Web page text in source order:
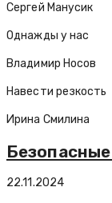
Сергей Манусик
Однажды у нас
Владимир Носов
Навести резкость
Ирина Смилина
22.11.2024